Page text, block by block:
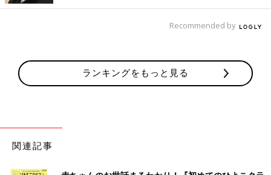
Recommended by
ランキングをもっと見る
関連記事